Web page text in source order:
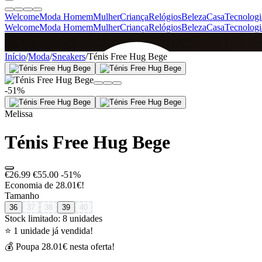
WelcomeModa HomemMulherCriançaRelógiosBelezaCasa
WelcomeModa HomemMulherCriançaRelógiosBelezaCasa
SINCE 2005
+de 36.000 reviews
Início/Moda/Sneakers/Ténis Free Hug Bege
-51%
Melissa
Ténis Free Hug Bege
€26.99 €55.00 -51%
Economia de 28.01€!
Tamanho
36 37 38 39 40
Stock limitado: 8 unidades
⭐ 1 unidade já vendida!
💰 Poupa 28.01€ nesta oferta!